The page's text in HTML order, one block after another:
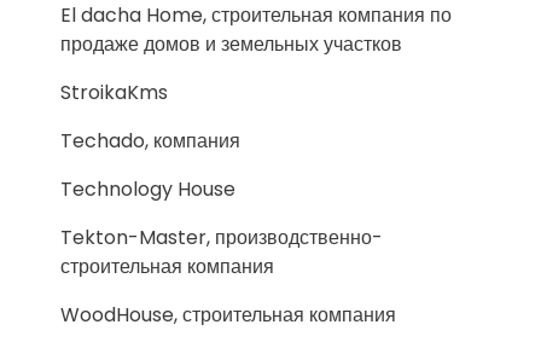
El dacha Home, строительная компания по
продаже домов и земельных участков
StroikaKms
Techado, компания
Technology House
Tekton-Master, производственно-
строительная компания
WoodHouse, строительная компания